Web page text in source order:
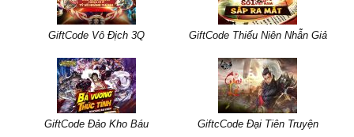
GiftCode Vô Địch 3Q GiftCode Thiếu Niên Nhẫn Giả
GiftCode Đảo Kho Báu GiftcCode Đại Tiên Truyện